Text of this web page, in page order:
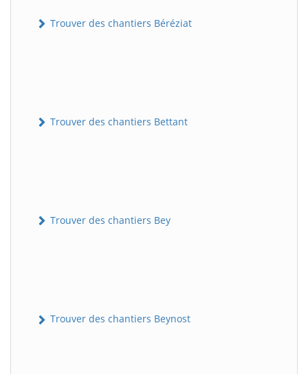
Trouver des chantiers Béréziat
Trouver des chantiers Bettant
Trouver des chantiers Bey
Trouver des chantiers Beynost